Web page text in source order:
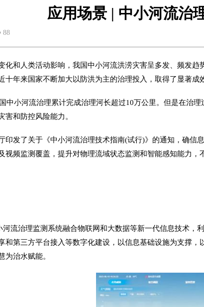
应用场景 | 中小河流治
88
化和人类活动影响，我国中小河流洪涝灾害呈多发、频发
十年来国家不断加大以防洪为主的治理投入，取得了显著成
中小河流治理累计完成治理河长超过10万公里。但是在治
害和防控风险能力。
印发了关于《中小河流治理技术指南(试行)》的通知，确
视频监测覆盖，提升对物理流域状态监测和智能感知能力，
河流治理监测系统融合物联网和大数据等新一代信息技术，
和第三方平台接入等数字化建设，以信息基础设施为支撑
为治水赋能。